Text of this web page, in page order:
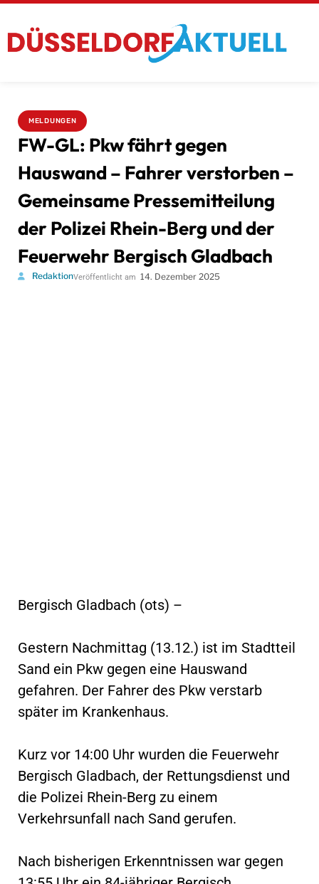
MELDUNGEN
FW-GL: Pkw fährt gegen
Hauswand – Fahrer verstorben –
Gemeinsame Pressemitteilung
der Polizei Rhein-Berg und der
Feuerwehr Bergisch Gladbach
RedaktionVeröffentlicht am 14. Dezember 2025
Bergisch Gladbach (ots) –
Gestern Nachmittag (13.12.) ist im Stadtteil
Sand ein Pkw gegen eine Hauswand
gefahren. Der Fahrer des Pkw verstarb
später im Krankenhaus.
Kurz vor 14:00 Uhr wurden die Feuerwehr
Bergisch Gladbach, der Rettungsdienst und
die Polizei Rhein-Berg zu einem
Verkehrsunfall nach Sand gerufen.
Nach bisherigen Erkenntnissen war gegen